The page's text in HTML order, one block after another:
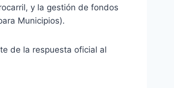
y la gestión de fondos
Municipios).
de la respuesta oficial al